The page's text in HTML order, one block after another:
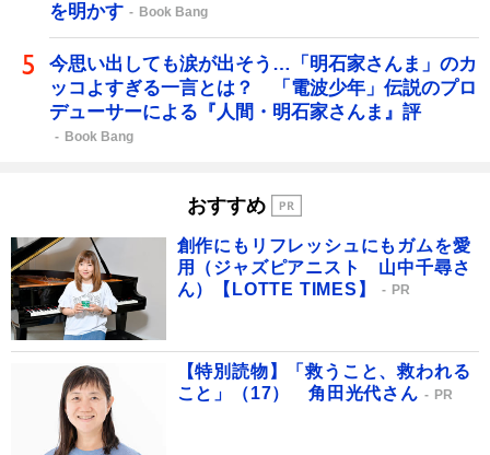
を明かす
Book Bang
今思い出しても涙が出そう…「明石家さんま」のカ
ッコよすぎる一言とは？ 「電波少年」伝説のプロ
デューサーによる『人間・明石家さんま』評
Book Bang
おすすめ
創作にもリフレッシュにもガムを愛
用（ジャズピアニスト 山中千尋さ
ん）【LOTTE TIMES】
PR
【特別読物】「救うこと、救われる
こと」（17） 角田光代さん
PR